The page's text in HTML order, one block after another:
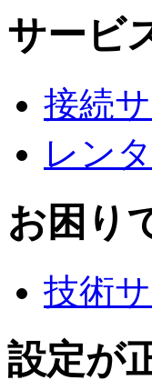
サービ
接続
レン
お困り
技術
設定が